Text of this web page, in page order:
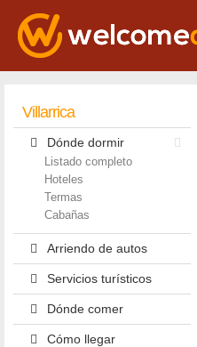
Villarrica
Dónde dormir
Listado completo
Hoteles
Termas
Cabañas
Arriendo de autos
Servicios turísticos
Dónde comer
Cómo llegar